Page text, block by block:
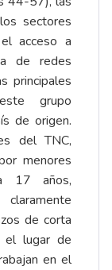
sectores
acceso a
de redes
principales
grupo
de origen.
del TNC,
menores
17 años,
de corta
el lugar de
en el